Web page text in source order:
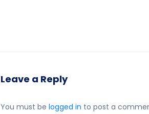
Leave a Reply
You must be logged in to post a